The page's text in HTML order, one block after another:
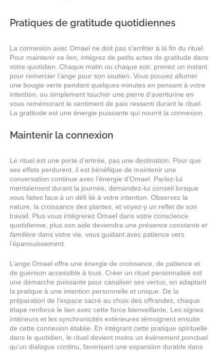
Pratiques de gratitude quotidiennes
La connexion avec Omael ne doit pas s’arrêter à la fin du rituel.
Pour maintenir ce lien, intégrez de petits actes de gratitude dans
votre quotidien. Chaque matin ou chaque soir, prenez un instant
pour remercier l’ange pour son soutien. Vous pouvez allumer
une bougie verte pendant quelques minutes en pensant à votre
intention, ou simplement toucher une pierre d’aventurine en
vous remémorant le sentiment de paix ressenti durant le rituel.
La gratitude est une énergie puissante qui nourrit la connexion.
Maintenir la connexion
Le rituel est une porte d’entrée, pas une destination. Pour que
ses effets perdurent, il est bénéfique de maintenir une
conversation continue avec l’énergie d’Omael. Parlez-lui
mentalement durant la journée, demandez-lui conseil lorsque
vous faites face à un défi lié à votre intention. Observez la
nature, la croissance des plantes, et voyez-y un reflet de son
travail. Plus vous intégrerez Omael dans votre conscience
quotidienne, plus son aide deviendra une présence constante et
familière dans votre vie, vous guidant avec patience vers
l’épanouissement.
L’ange Omael offre une énergie de croissance, de patience et
de guérison accessible à tous. Créer un rituel personnalisé est
une démarche puissante pour canaliser ses vertus, en adaptant
la pratique à une intention personnelle et unique. De la
préparation de l’espace sacré au choix des offrandes, chaque
étape renforce le lien avec cette force bienveillante. Les signes
intérieurs et les synchronicités extérieures témoignent ensuite
de cette connexion établie. En intégrant cette pratique spirituelle
dans le quotidien, le rituel devient moins un événement ponctuel
qu’un dialogue continu, favorisant une expansion durable dans